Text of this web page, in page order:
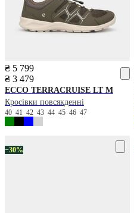
₴ 5 799
₴ 3 479
ECCO TERRACRUISE LT M
Кросівки повсякденні
40 41 42 43 44 45 46 47
−30%